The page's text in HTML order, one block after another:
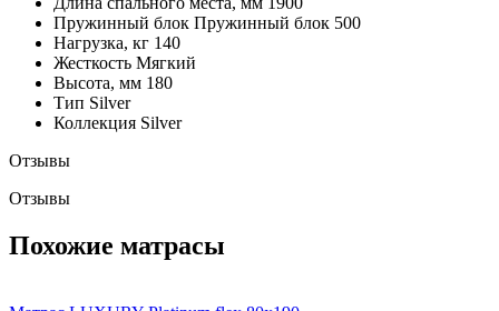
Пружинный блок Пружинный блок 500
Нагрузка, кг 140
Жесткость Мягкий
Высота, мм 180
Тип Silver
Коллекция Silver
Отзывы
Отзывы
Похожие матрасы